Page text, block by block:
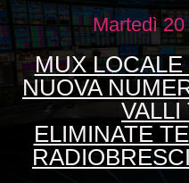
Martedì
MUX
NUOVA
VALLI
ELIMINATE